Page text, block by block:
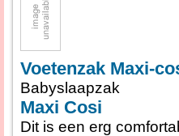
Voetenzak Maxi-
Babyslaapzak
Maxi Cosi
Dit is een erg